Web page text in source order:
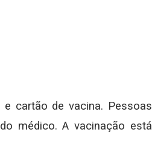
cartão de vacina. Pessoas
médico. A vacinação está